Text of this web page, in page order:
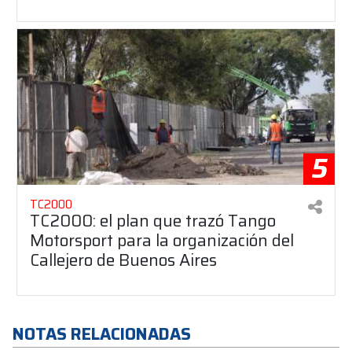
5
TC2000
TC2000: el plan que trazó Tango
Motorsport para la organización del
Callejero de Buenos Aires
NOTAS RELACIONADAS